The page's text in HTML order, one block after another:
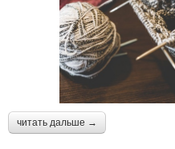
читать дальше →